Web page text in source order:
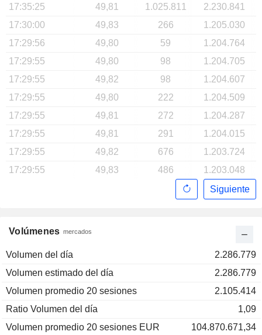
Volúmenes mercados
Volumen del día
2.286.779
Volumen estimado del día
2.286.779
Volumen promedio 20 sesiones
2.105.414
Ratio Volumen del día
1,09
Volumen promedio 20 sesiones EUR
104.870.671,34
17:35:25
49,81 1.025.811
2.230.841
17:30:00
49,83 266
1.205.030
17:29:56
49,80 59
1.204.764
17:29:55
49,80 98
1.204.705
17:29:55
49,82 98
1.204.607
17:29:55
49,80 222
1.204.509
17:29:55
49,81 272
1.204.287
17:29:55
49,81 291
1.204.015
17:29:55
49,82 676
1.203.724
17:29:55
49,83 486
1.203.048
Siguiente